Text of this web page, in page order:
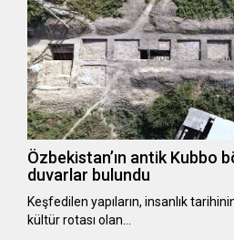
Özbekistan’ın antik Kubbo
duvarlar bulundu
Keşfedilen yapıların, insanlık
kültür rotası olan…